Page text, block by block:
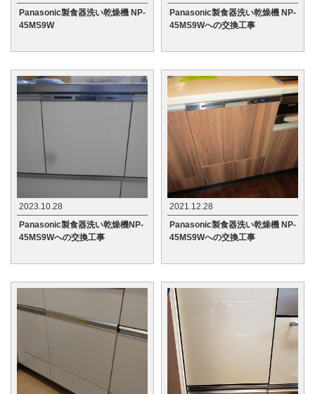
Panasonic製食器洗い乾燥機 NP-
45MS9W
Panasonic製食器洗い乾燥機 NP-
45MS9Wへの交換工事
2023.10.28
Panasonic製食器洗い乾燥機NP-
45MS9Wへの交換工事
2021.12.28
Panasonic製食器洗い乾燥機 NP-
45MS9Wへの交換工事